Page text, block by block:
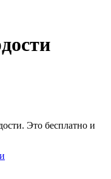
Это бесплатно и